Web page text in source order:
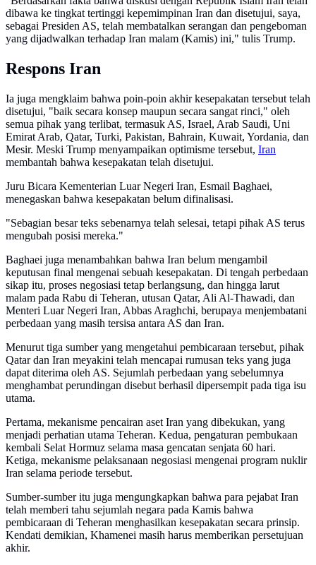
dibawa ke tingkat tertinggi kepemimpinan Iran dan disetujui, saya,
sebagai Presiden AS, telah membatalkan serangan dan pengeboman
yang dijadwalkan terhadap Iran malam (Kamis) ini," tulis Trump.
Respons Iran
Ia juga mengklaim bahwa poin-poin akhir kesepakatan tersebut telah
disetujui, "baik secara konsep maupun secara sangat rinci," oleh
semua pihak yang terlibat, termasuk AS, Israel, Arab Saudi, Uni
Emirat Arab, Qatar, Turki, Pakistan, Bahrain, Kuwait, Yordania, dan
Mesir. Meski Trump menyampaikan optimisme tersebut, Iran
membantah bahwa kesepakatan telah disetujui.
Juru Bicara Kementerian Luar Negeri Iran, Esmail Baghaei,
menegaskan bahwa kesepakatan belum difinalisasi.
"Sebagian besar teks sebenarnya telah selesai, tetapi pihak AS terus
mengubah posisi mereka."
Baghaei juga menambahkan bahwa Iran belum mengambil
keputusan final mengenai sebuah kesepakatan. Di tengah perbedaan
sikap itu, proses negosiasi tetap berlangsung, dan hingga larut
malam pada Rabu di Teheran, utusan Qatar, Ali Al-Thawadi, dan
Menteri Luar Negeri Iran, Abbas Araghchi, berupaya menjembatani
perbedaan yang masih tersisa antara AS dan Iran.
Menurut tiga sumber yang mengetahui pembicaraan tersebut, pihak
Qatar dan Iran meyakini telah mencapai rumusan teks yang juga
dapat diterima oleh AS. Sejumlah perbedaan yang sebelumnya
menghambat perundingan disebut berhasil dipersempit pada tiga isu
utama.
Pertama, mekanisme pencairan aset Iran yang dibekukan, yang
menjadi perhatian utama Teheran. Kedua, pengaturan pembukaan
kembali Selat Hormuz selama masa gencatan senjata 60 hari.
Ketiga, mekanisme pelaksanaan negosiasi mengenai program nuklir
Iran selama periode tersebut.
Sumber-sumber itu juga mengungkapkan bahwa para pejabat Iran
telah memberi tahu sejumlah negara pada Kamis bahwa
pembicaraan di Teheran menghasilkan kesepakatan secara prinsip.
Kendati demikian, Khamenei masih harus memberikan persetujuan
akhir.